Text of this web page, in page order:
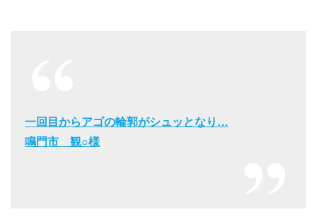
一回目からアゴの輪郭がシュッとなり…
鳴門市 観○様